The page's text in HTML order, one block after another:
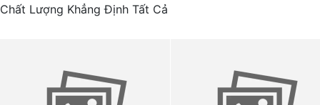
Chất Lượng Khẳng Định Tất Cả